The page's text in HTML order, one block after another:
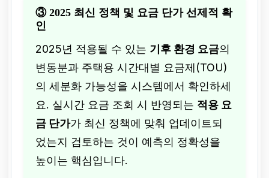
③ 2025 최신 정책 및 요금 단가 선제적 확
인
2025년 적용될 수 있는 기후 환경 요금의
변동분과 주택용 시간대별 요금제(TOU)
의 세분화 가능성을 시스템에서 확인하세
요. 실시간 요금 조회 시 반영되는 적용 요
금 단가가 최신 정책에 맞춰 업데이트되
었는지 검토하는 것이 예측의 정확성을
높이는 핵심입니다.